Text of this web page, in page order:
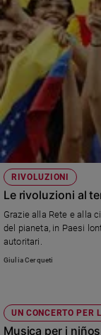
RIVOLUZIONI
Le rivoluzioni al
Grazie alla Rete e alla
del pianeta, in Paesi
autoritari.
Giulia Cerqueti
UN CONCERTO PER
Musica per i